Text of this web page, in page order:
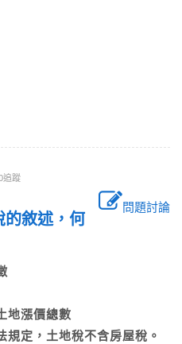
追蹤
問題討論
的敘述，何
地漲價總數
定，土地稅不含房屋稅。